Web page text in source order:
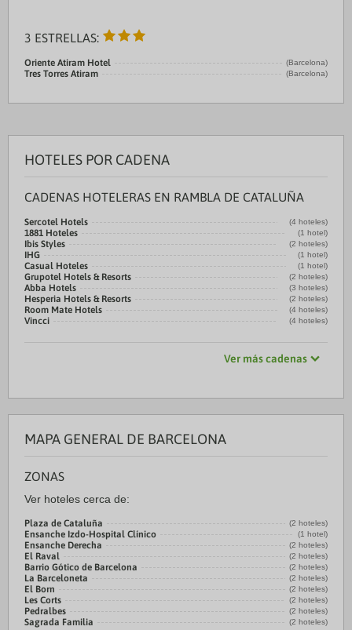
3 ESTRELLAS:
Oriente Atiram Hotel (Barcelona)
Tres Torres Atiram (Barcelona)
HOTELES POR CADENA
CADENAS HOTELERAS EN RAMBLA DE CATALUÑA
Sercotel Hotels (4 hoteles)
1881 Hoteles (1 hotel)
Ibis Styles (2 hoteles)
IHG (1 hotel)
Casual Hoteles (1 hotel)
Grupotel Hotels & Resorts (2 hoteles)
Abba Hotels (3 hoteles)
Hesperia Hotels & Resorts (2 hoteles)
Room Mate Hotels (4 hoteles)
Vincci (4 hoteles)
Ver más cadenas
MAPA GENERAL DE BARCELONA
ZONAS
Ver hoteles cerca de:
Plaza de Cataluña (2 hoteles)
Ensanche Izdo-Hospital Clínico (1 hotel)
Ensanche Derecha (2 hoteles)
El Raval (2 hoteles)
Barrio Gótico de Barcelona (2 hoteles)
La Barceloneta (2 hoteles)
El Born (2 hoteles)
Les Corts (2 hoteles)
Pedralbes (2 hoteles)
Sagrada Familia (2 hoteles)